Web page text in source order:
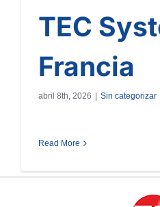
TEC
Francia
abril 8th, 2026 Sin categorizar
Read More